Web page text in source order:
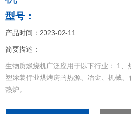
型号：
产品时间：2023-02-11
简要描述：
生物质燃烧机广泛应用于以下行业： 1、
塑涂装行业烘烤房的热源、冶金、机械
热炉。